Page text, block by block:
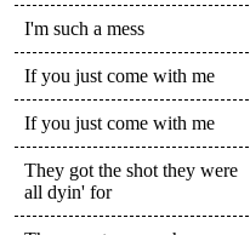
I'm such a mess
If you just come with me
If you just come with me
They got the shot they were
all dyin' for